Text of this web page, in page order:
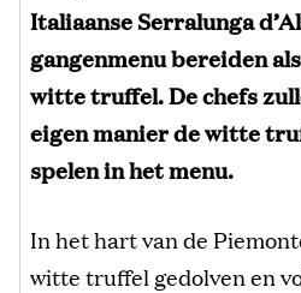
Italiaanse Serralunga
gangenmenu bereiden
witte truffel. De chefs
eigen manier de witte
spelen in het menu.
In het hart van de
witte truffel gedolven en